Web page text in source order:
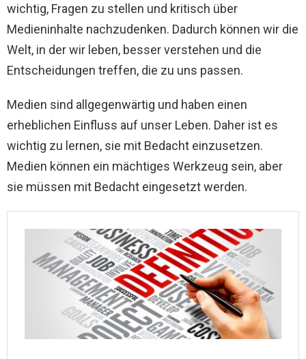
wichtig, Fragen zu stellen und kritisch über
Medieninhalte nachzudenken. Dadurch können wir die
Welt, in der wir leben, besser verstehen und die
Entscheidungen treffen, die zu uns passen.
Medien sind allgegenwärtig und haben einen
erheblichen Einfluss auf unser Leben. Daher ist es
wichtig zu lernen, sie mit Bedacht einzusetzen.
Medien können ein mächtiges Werkzeug sein, aber
sie müssen mit Bedacht eingesetzt werden.